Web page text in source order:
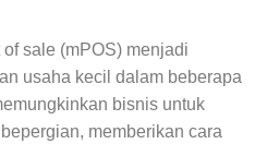
sale (mPOS) menjadi
usaha kecil dalam beberapa
bisnis untuk
memberikan cara